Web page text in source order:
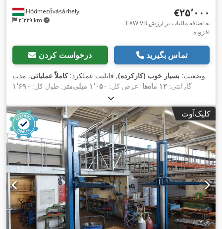
Hódmezővásárhely
۳٬۲۲۹ km
‎€۲۵٬۰۰۰
EXW VB به اضافه مالیات بر ارزش
افزوده
درخواست کردن تماس بگیرید
وضعیت: بسیار خوب (کارکرده), قابلیت عملکرد:کاملاً عملیاتی, مدت
گارانتی: ۱۲ ماه‌ها , عرض کل: ۱٬۰۵۰ میلی‌متر , طول کل: ۱٬۶۹۰
میلی‌متر
کلیک‌آوت